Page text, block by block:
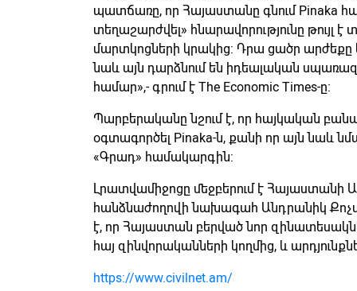
պատճառը, որ Հայաստանը գնում Pinaka
տեղաշարժվել» հնարավորությունը թույլ
մարտկոցների կրակից: Դրա ցածր արժեքը
նաև այն դարձնում են իդեալական
համար»,- գրում է The Economic Times-ը։
Պարբերականը նշում է, որ հայկական
օգտագործել Pinaka-ն, քանի որ այն նաև
«Գրադ» համակարգին:
Լրատվամիջոցը մեջբերում է
հանձնաժողովի նախագահ Անդրանիկ
է, որ Հայաստան բերված նոր
հայ զինվորականների կողմից, և
https://www.civilnet.am/